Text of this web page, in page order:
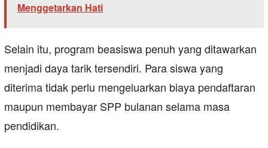
Menggetarkan Hati
Selain itu, program beasiswa penuh yang ditawarkan
menjadi daya tarik tersendiri. Para siswa yang
diterima tidak perlu mengeluarkan biaya pendaftaran
maupun membayar SPP bulanan selama masa
pendidikan.